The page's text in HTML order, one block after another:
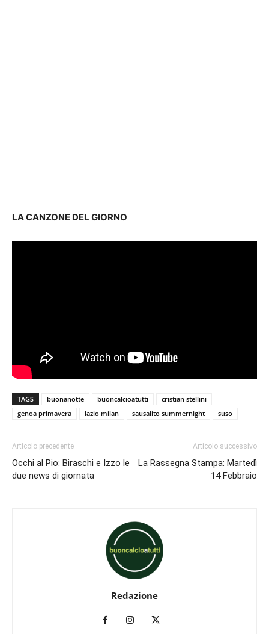
LA CANZONE DEL GIORNO
TAGS buonanotte buoncalcioatutti
cristian stellini
genoa primavera
lazio milan sausalito summernight suso
Articolo precedente
Occhi al Pio: Biraschi e Izzo le
due news di giornata
Articolo successivo
La Rassegna Stampa: Martedì
14 Febbraio
Redazione